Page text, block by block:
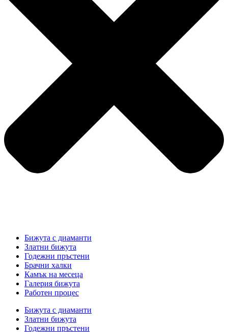
Бижута с диаманти
Златни бижута
Годежни пръстени
Брачни халки
Камък на месеца
Галерия бижута
Работен процес
Бижута с диаманти
Златни бижута
Годежни пръстени